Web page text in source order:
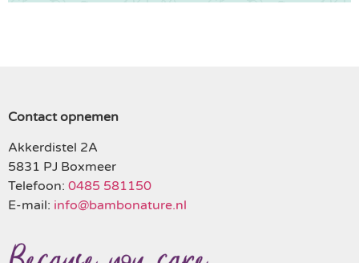
Contact opnemen
Akkerdistel 2A
5831 PJ Boxmeer
Telefoon: 0485 581150
E-mail: info@bambonature.nl